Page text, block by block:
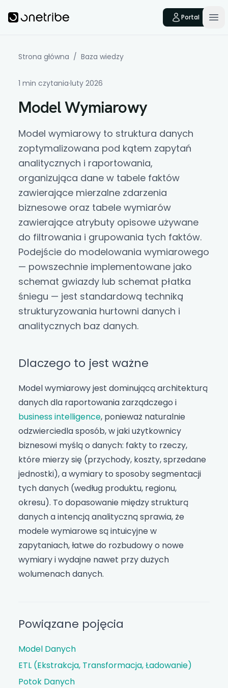
Onetribe
Portal
Strona główna / Baza wiedzy
1 min czytania·luty 2026
Model Wymiarowy
Model wymiarowy to struktura danych
zoptymalizowana pod kątem zapytań
analitycznych i raportowania,
organizująca dane w tabele faktów
zawierające mierzalne zdarzenia
biznesowe oraz tabele wymiarów
zawierające atrybuty opisowe używane
do filtrowania i grupowania tych faktów.
Podejście do modelowania wymiarowego
— powszechnie implementowane jako
schemat gwiazdy lub schemat płatka
śniegu — jest standardową techniką
strukturyzowania hurtowni danych i
analitycznych baz danych.
Dlaczego to jest ważne
Model wymiarowy jest dominującą architekturą
danych dla raportowania zarządczego i
business intelligence, ponieważ naturalnie
odzwierciedla sposób, w jaki użytkownicy
biznesowi myślą o danych: fakty to rzeczy,
które mierzy się (przychody, koszty, sprzedane
jednostki), a wymiary to sposoby segmentacji
tych danych (według produktu, regionu,
okresu). To dopasowanie między strukturą
danych a intencją analityczną sprawia, że
modele wymiarowe są intuicyjne w
zapytaniach, łatwe do rozbudowy o nowe
wymiary i wydajne nawet przy dużych
wolumenach danych.
Powiązane pojęcia
Model Danych
ETL (Ekstrakcja, Transformacja, Ładowanie)
Potok Danych